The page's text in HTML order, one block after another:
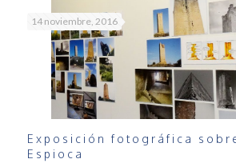
14 noviembre, 2016
Exposición fotográfica
Espioca